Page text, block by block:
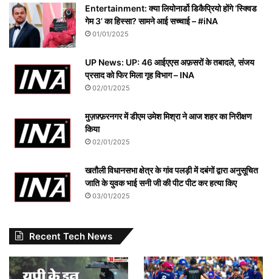
Entertainment: क्या लियोनार्डो डिकैप्रियो होंगे ‘स्क्विड
गेम 3’ का हिस्सा? सामने आई सच्चाई – #iNA
01/01/2025
UP News: UP: 46 आईएएस अफ़सरों के तबादले, संजय
प्रसाद को फिर मिला गृह विभाग – INA
02/01/2025
मुज़फ़्फ़रनगर में डीएम उमेश मिश्रा ने आज शहर का निरीक्षण
किया
02/01/2025
खतौली विधानसभा क्षेत्र के गांव पलड़ी में दबंगों द्वारा अनुसूचित
जाति के युवक भाई सनी जी की पीट पीट कर हत्या किए
03/01/2025
Recent Tech News